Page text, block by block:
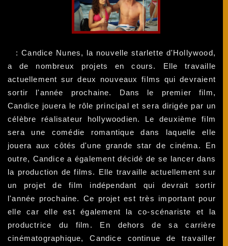
: Candice Nunes, la nouvelle starlette d'Hollywood,
a de nombreux projets en cours. Elle travaille
actuellement sur deux nouveaux films qui devraient
sortir l'année prochaine. Dans le premier film,
Candice jouera le rôle principal et sera dirigée par un
célèbre réalisateur hollywoodien. Le deuxième film
sera une comédie romantique dans laquelle elle
jouera aux côtés d'une grande star de cinéma. En
outre, Candice a également décidé de se lancer dans
la production de films. Elle travaille actuellement sur
un projet de film indépendant qui devrait sortir
l'année prochaine. Ce projet est très important pour
elle car elle est également la co-scénariste et la
productrice du film. En dehors de sa carrière
cinématographique, Candice continue de travailler